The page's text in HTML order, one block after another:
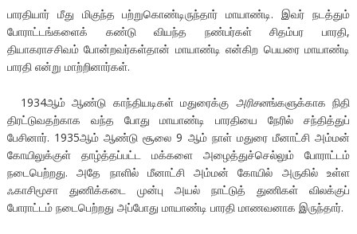
பாரதியார் மீது மிகுந்த பற்றுகொண்டிருந்தார் மாயாண்டி. இவர் நடத்தும்
போராட்டங்களைக் கண்டு வியந்த நண்பர்கள் சிதம்பர பாரதி,
தியாகராசசிவம் போன்றவர்கள்தான் மாயாண்டி என்கிற பெயரை மாயாண்டி
பாரதி என்று மாற்றினார்கள்.
1934ஆம் ஆண்டு காந்தியடிகள் மதுரைக்கு அரிசனங்களுக்காக நிதி
திரட்டுவதற்காக வந்த போது மாயாண்டி பாரதியை நேரில் சந்தித்துப்
பேசினார். 1935ஆம் ஆண்டு சூலை 9 ஆம் நாள் மதுரை மீனாட்சி அம்மன்
கோயிலுக்குள் தாழ்த்தப்பட்ட மக்களை அழைத்துச்செல்லும் போராட்டம்
நடைபெற்றது. அதே நாளில் மீனாட்சி அம்மன் கோயில் அருகில் உள்ள
ஃகாசிமூசா துணிக்கடை முன்பு அயல் நாட்டுத் துணிகள் விலக்குப்
போராட்டம் நடைபெற்றது அப்போது மாயாண்டி பாரதி மாணவனாக இருந்தார்.